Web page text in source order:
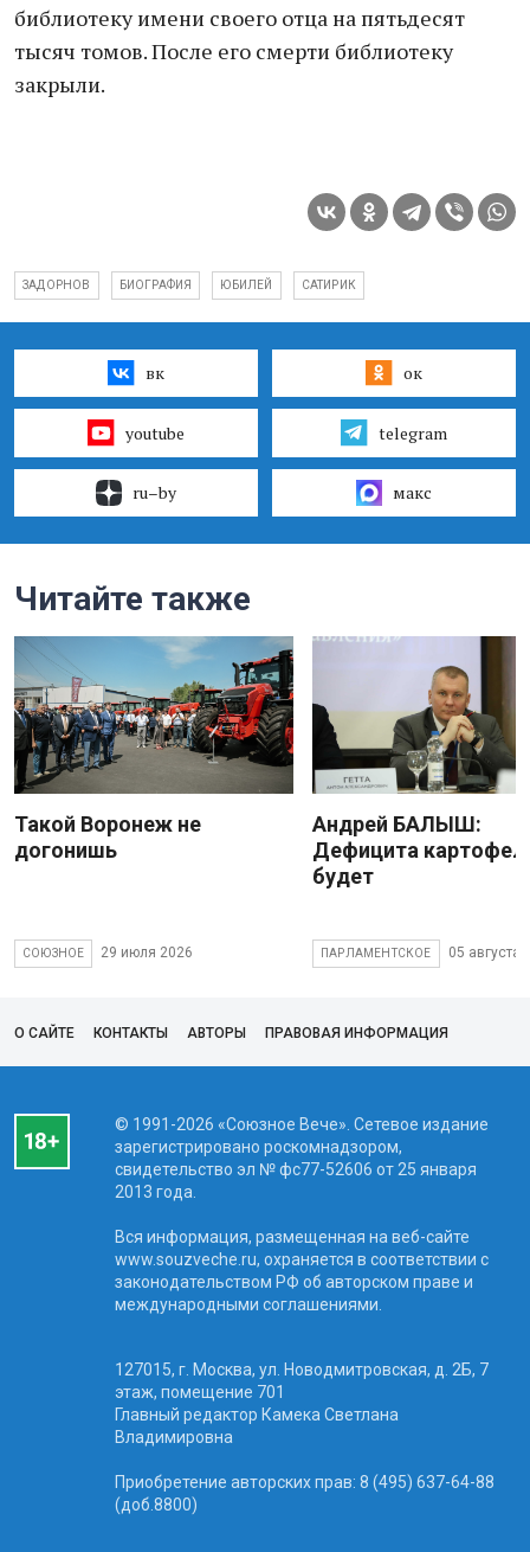
библиотеку имени своего отца на пятьдесят
тысяч томов. После его смерти библиотеку
закрыли.
ЗАДОРНОВ БИОГРАФИЯ ЮБИЛЕЙ САТИРИК
вк ок
youtube telegram
ru–by макс
Читайте также
Такой Воронеж не
догонишь
СОЮЗНОЕ 29 июля 2026
Андрей БАЛЫШ:
Дефицита
будет
ПАРЛАМЕНТСКОЕ 05 августа
О САЙТЕ КОНТАКТЫ АВТОРЫ ПРАВОВАЯ ИНФОРМАЦИЯ
© 1991-2026 «Союзное Вече». Сетевое издание
зарегистрировано роскомнадзором,
свидетельство эл № фc77-52606 от 25 января
2013 года.
Вся информация, размещенная на веб-сайте
www.souzveche.ru, охраняется в соответствии с
законодательством РФ об авторском праве и
международными соглашениями.
127015, г. Москва, ул. Новодмитровская, д. 2Б, 7
этаж, помещение 701
Главный редактор Камека Светлана
Владимировна
Приобретение авторских прав: 8 (495) 637-64-88
(доб.8800)